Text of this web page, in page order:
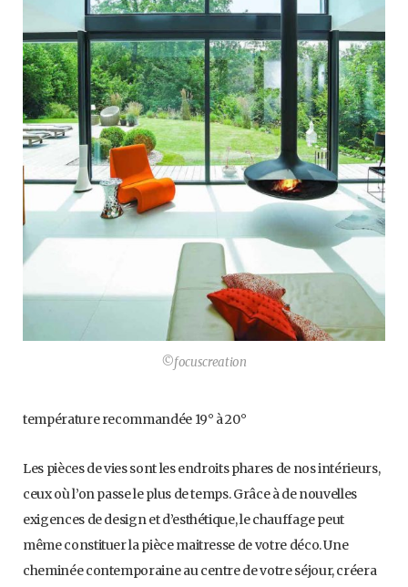
©focuscreation
température recommandée 19° à 20°
Les pièces de vies sont les endroits phares de nos intérieurs,
ceux où l’on passe le plus de temps. Grâce à de nouvelles
exigences de design et d’esthétique, le chauffage peut
même constituer la pièce maitresse de votre déco. Une
cheminée contemporaine au centre de votre séjour, créera